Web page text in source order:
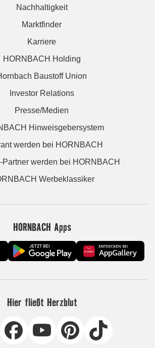
Nachhaltigkeit
Marktfinder
Karriere
HORNBACH Holding
Baustoff Union
Investor Relations
Presse/Medien
Hinweisgebersystem
werden bei HORNBACH
Partner werden bei HORNBACH
Werbeklassiker
HORNBACH Apps
Hier fließt Herzblut